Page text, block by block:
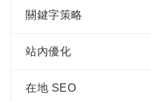
鍵策略
第二章｜搜尋引擎運作
第三章｜技術 SEO 完
SEM 是什麼? 深入分析
果功能全解析
SEO、AI SEO、AEO
AI SEO 是什麼? AI
關鍵字策略
關鍵字研究怎麼做? 從
搜尋意圖是什麼？四種
站內優化
網站如何被 AI 引用？
在地 SEO